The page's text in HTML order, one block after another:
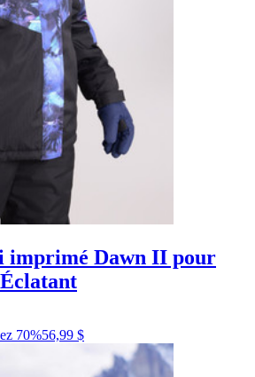
imprimé Dawn II pour
70%56,99 $